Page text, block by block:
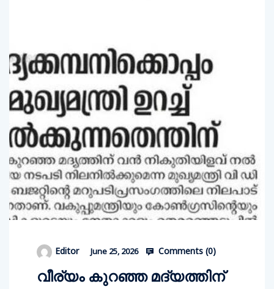
Editor June 25, 2026 Comments (0)
വീര്യം കുറഞ്ഞ മദ്യത്തിന്